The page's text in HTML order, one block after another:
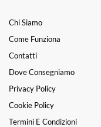
Chi Siamo
Come Funziona
Contatti
Dove Consegniamo
Privacy Policy
Cookie Policy
Termini E Condizioni